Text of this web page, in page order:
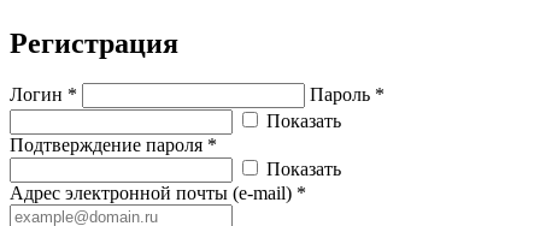
Регистрация
Логин *
Пароль *
Показать
Подтверждение пароля *
Показать
Адрес электронной почты (e-mail) *